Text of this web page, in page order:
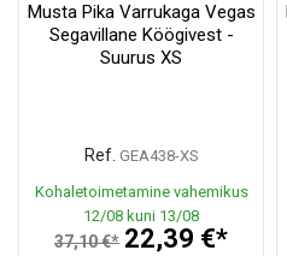
Musta Pika Varrukaga Vegas
Segavillane Köögivest -
Suurus XS
Ref. GEA438-XS
Kohaletoimetamine vahemikus
12/08 kuni 13/08
37,10 €* 22,39 €*